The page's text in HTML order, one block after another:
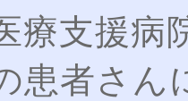
療支援病
患者さ